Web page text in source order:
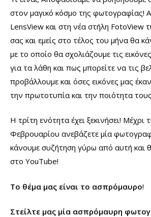
στον μαγικό κόσμο της φωτογραφίας!
LensView και στη νέα στήλη FotoView
σας και εμείς στο τέλος του μήνα θα
με το οποίο θα σχολιάζουμε τις
για τα λάθη και πως μπορείτε να τις
προβάλλουμε και όσες εικόνες μας
την πρωτοτυπία και την ποιότητα
Η τρίτη ενότητα έχει ξεκινήσει! Μέχρι
Φεβρουαρίου ανεβάζετε μία
κάνουμε συζήτηση γύρω από αυτή και
στο YouTube!
Το θέμα μας είναι το ασπρόμαυρο!
Στείλτε μας μία ασπρόμαυρη